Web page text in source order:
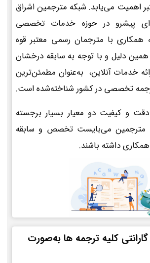
اهمیت می‌یابد. شبکه مترجمین اشراق
پیشرو در حوزه خدمات تخصصی
همکاری با مترجمان رسمی معتبر قوه
دلیل و با توجه به سابقه درخشان
خدمات آنلاین، به‌عنوان مطمئن‌ترین
تخصصی در کشور شناخته‌شده است.
و کیفیت دو معیار بسیار برجسته
مترجمین می‌بایست تخصص و سابقه
داشته باشند.
کلیه ترجمه ها به‌صورت